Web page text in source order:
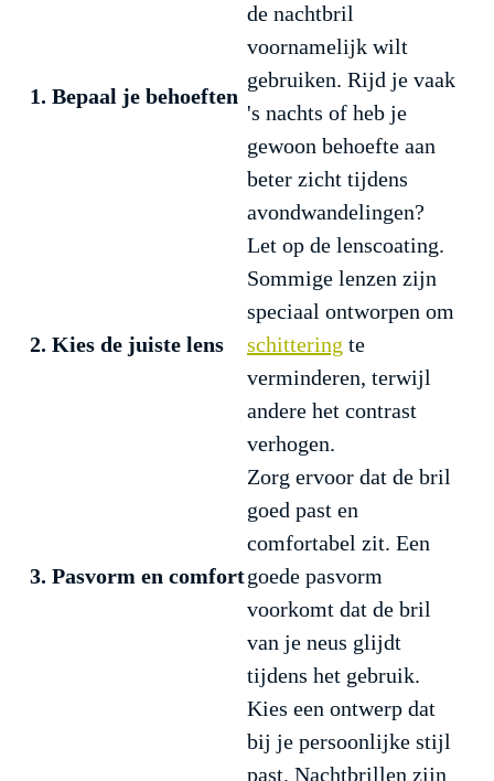
1. Bepaal je behoeften
de nachtbril
voornamelijk wilt
gebruiken. Rijd je vaak
's nachts of heb je
gewoon behoefte aan
beter zicht tijdens
avondwandelingen?
2. Kies de juiste lens
Let op de lenscoating.
Sommige lenzen zijn
speciaal ontworpen om
schittering te
verminderen, terwijl
andere het contrast
verhogen.
3. Pasvorm en comfort
Zorg ervoor dat de bril
goed past en
comfortabel zit. Een
goede pasvorm
voorkomt dat de bril
van je neus glijdt
tijdens het gebruik.
Kies een ontwerp dat
bij je persoonlijke stijl
past. Nachtbrillen zijn